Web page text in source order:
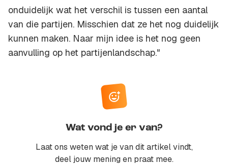
onduidelijk wat het verschil is tussen een aantal
van die partijen. Misschien dat ze het nog duidelijk
kunnen maken. Naar mijn idee is het nog geen
aanvulling op het partijenlandschap."
Wat vond je er van?
Laat ons weten wat je van dit artikel vindt,
deel jouw mening en praat mee.